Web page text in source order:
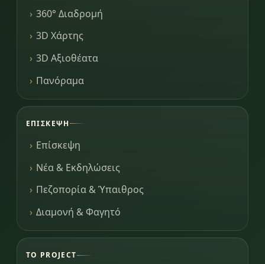
360° Διαδρομή
3D Χάρτης
3D Αξιοθέατα
Πανόραμα
ΕΠΊΣΚΕΨΗ
Επίσκεψη
Νέα & Εκδηλώσεις
Πεζοπορία & Ύπαιθρος
Διαμονή & Φαγητό
ΤΟ PROJECT